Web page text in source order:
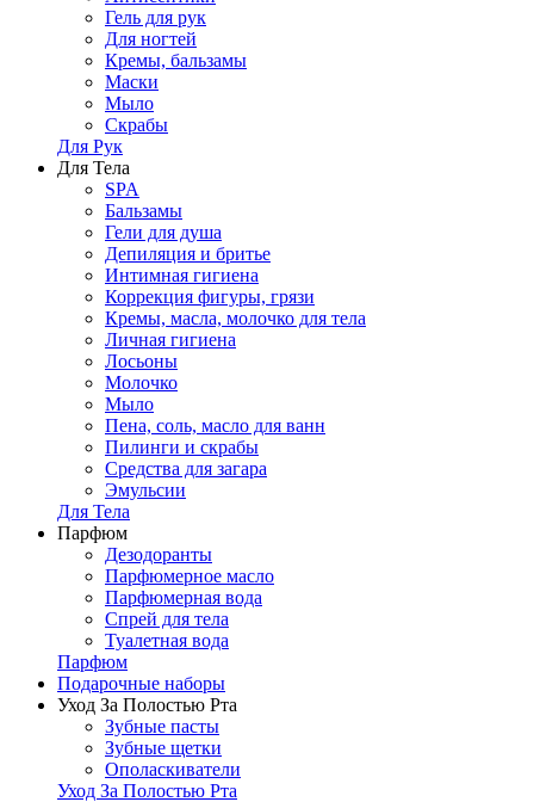
Гель для рук
Для ногтей
Кремы, бальзамы
Маски
Мыло
Скрабы
Для Рук
Для Тела
SPA
Бальзамы
Гели для душа
Депиляция и бритье
Интимная гигиена
Коррекция фигуры, грязи
Кремы, масла, молочко для тела
Личная гигиена
Лосьоны
Молочко
Мыло
Пена, соль, масло для ванн
Пилинги и скрабы
Средства для загара
Эмульсии
Для Тела
Парфюм
Дезодоранты
Парфюмерное масло
Парфюмерная вода
Спрей для тела
Туалетная вода
Парфюм
Подарочные наборы
Уход За Полостью Рта
Зубные пасты
Зубные щетки
Ополаскиватели
Уход За Полостью Рта